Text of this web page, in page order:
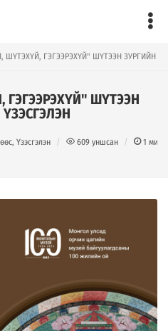
ШҮТЭХҮЙ, ГЭГЭЭРЭХҮЙ" ШҮТЭЭН ЗУРГИЙН
ГЭГЭЭРЭХҮЙ" ШҮТЭЭН
Үзэсгэлэн 609 уншсан 1